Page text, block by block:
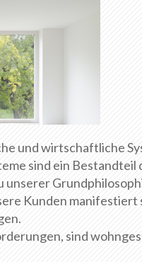
und wirtschaftliche
sind ein Bestandteil
unserer
Kunden
sind